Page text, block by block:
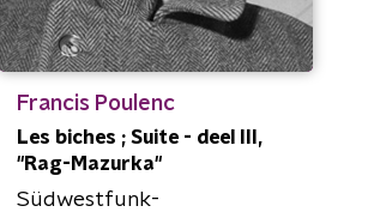
Francis Poulenc
Les biches ; Suite - deel III,
"Rag-Mazurka"
Südwestfunk-